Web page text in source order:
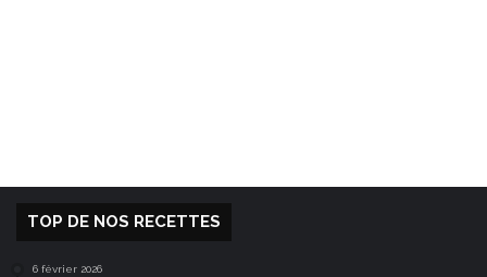
TOP DE NOS RECETTES
6 février 2026